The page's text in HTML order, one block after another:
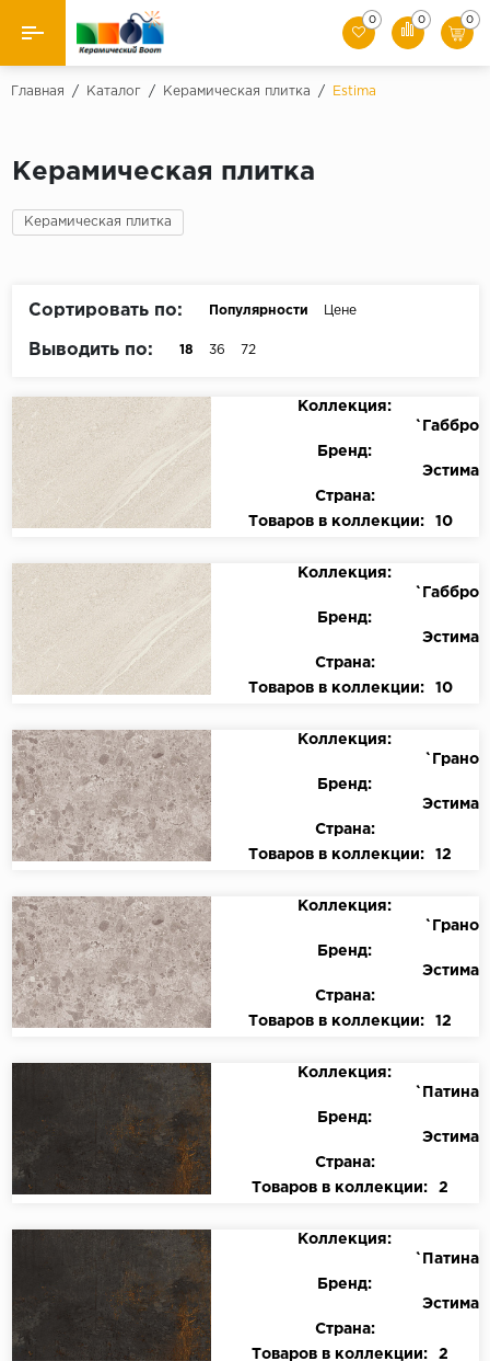
Назад
Керамическая плитка
Керамогранит
0 0 0
Главная / Каталог / Керамическая плитка / Estima
Керамическая плитка
Керамическая плитка
Сортировать по: Популярности Цене
Выводить по: 18 36 72
Коллекция:
`Габбро
Бренд:
Эстима
Страна:
Товаров в коллекции:
10
Коллекция:
`Габбро
Бренд:
Эстима
Страна:
Товаров в коллекции:
10
Коллекция:
`Грано
Бренд:
Эстима
Страна:
Товаров в коллекции:
12
Коллекция:
`Грано
Бренд:
Эстима
Страна:
Товаров в коллекции:
12
Коллекция:
`Патина
Бренд:
Эстима
Страна:
Товаров в коллекции:
2
Коллекция:
`Патина
Бренд:
Эстима
Страна:
Товаров в коллекции:
2